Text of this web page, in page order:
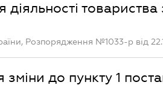
діяльності
Розпорядження №1033-р від
до пункту 1